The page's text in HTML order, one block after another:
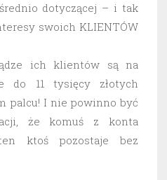
dotyczącej – i tak
swoich KLIENTÓW
ich klientów są na
do 11 tysięcy złotych
palcu! I nie powinno być
że komuś z konta
ktoś pozostaje bez